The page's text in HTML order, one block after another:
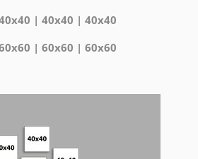
| 40x40 | 40x40
| 60x60 | 60x60